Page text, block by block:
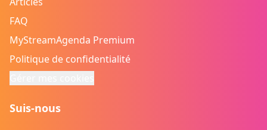
FAQ
MyStreamAgenda Premium
Politique de confidentialité
Suis-nous